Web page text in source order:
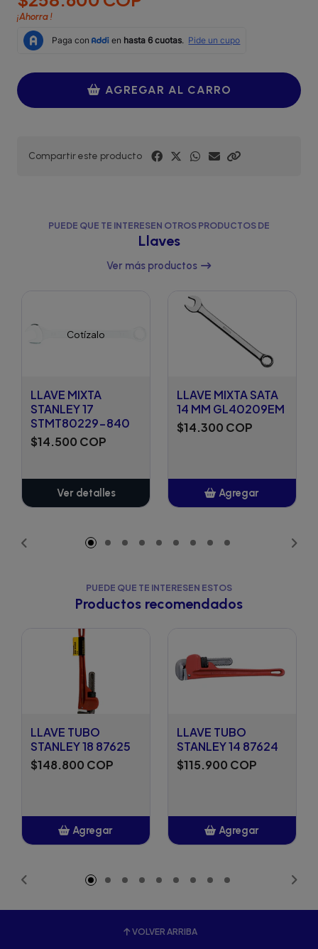
¡Ahorra!
AGREGAR AL CARRO
Compartir este producto
PUEDE QUE TE INTERESEN OTROS PRODUCTOS DE
Llaves
Ver más productos
Cotízalo
LLAVE MIXTA
STANLEY 17
STMT80229-840
$14.500 COP
Ver detalles
LLAVE MIXTA SATA
14 MM GL40209EM
$14.300 COP
Agregar
PUEDE QUE TE INTERESEN ESTOS
Productos recomendados
LLAVE TUBO
STANLEY 18 87625
$148.800 COP
Agregar
LLAVE TUBO
STANLEY 14 87624
$115.900 COP
Agregar
VOLVER ARRIBA